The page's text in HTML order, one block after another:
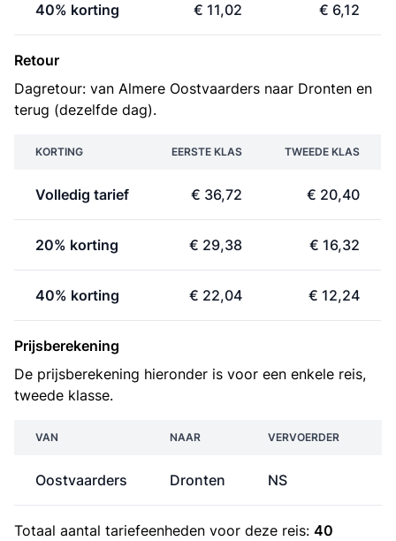
40% korting € 11,02 € 6,12
Retour
Dagretour: van Almere Oostvaarders naar Dronten en
terug (dezelfde dag).
KORTING EERSTE KLAS TWEEDE KLAS
Volledig tarief € 36,72 € 20,40
20% korting € 29,38 € 16,32
40% korting € 22,04 € 12,24
Prijsberekening
De prijsberekening hieronder is voor een enkele reis,
tweede klasse.
VAN NAAR VERVOERDER
Oostvaarders Dronten NS
Totaal aantal tariefeenheden voor deze reis: 40